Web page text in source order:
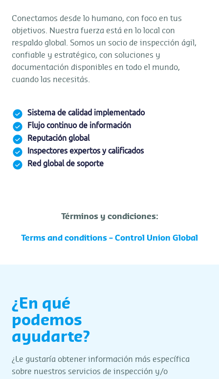
Conectamos desde lo humano, con foco en tus
objetivos. Nuestra fuerza está en lo local con
respaldo global. Somos un socio de inspección ágil,
confiable y estratégico, con soluciones y
documentación disponibles en todo el mundo,
cuando las necesitás.
Sistema de calidad implementado
Flujo continuo de información
Reputación global
Inspectores expertos y calificados
Red global de soporte
Términos y condiciones:
Terms and conditions – Control Union Global
¿En qué
podemos
ayudarte?
¿Le gustaría obtener información más específica
sobre nuestros servicios de inspección y/o